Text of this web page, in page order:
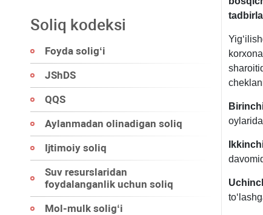
Soliq kodeksi
Foyda soligʻi
JShDS
QQS
Aylanmadan olinadigan soliq
Ijtimoiy soliq
Suv resurslaridan
foydalanganlik uchun soliq
Mol-mulk soligʻi